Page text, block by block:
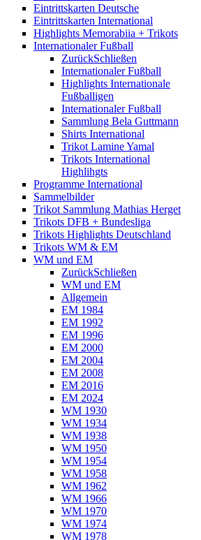
Eintrittskarten Deutsche
Eintrittskarten International
Highlights Memorabiia + Trikots
Internationaler Fußball
ZurückSchließen
Internationaler Fußball
Highlights Internationale
Fußballigen
Internationaler Fußball
Sammlung Bela Guttmann
Shirts International
Trikot Lamine Yamal
Trikots International
Highlihgts
Programme International
Sammelbilder
Trikot Sammlung Mathias Herget
Trikots DFB + Bundesliga
Trikots Highlights Deutschland
Trikots WM & EM
WM und EM
ZurückSchließen
WM und EM
Allgemein
EM 1984
EM 1992
EM 1996
EM 2000
EM 2004
EM 2008
EM 2016
EM 2024
WM 1930
WM 1934
WM 1938
WM 1950
WM 1954
WM 1958
WM 1962
WM 1966
WM 1970
WM 1974
WM 1978